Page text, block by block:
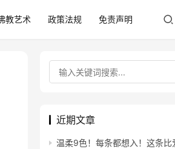
教艺术 政策法规 免责声明
近期文章
温柔9色！每条都想入！这条比